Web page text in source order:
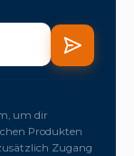
um dir
Produkten
Zugang